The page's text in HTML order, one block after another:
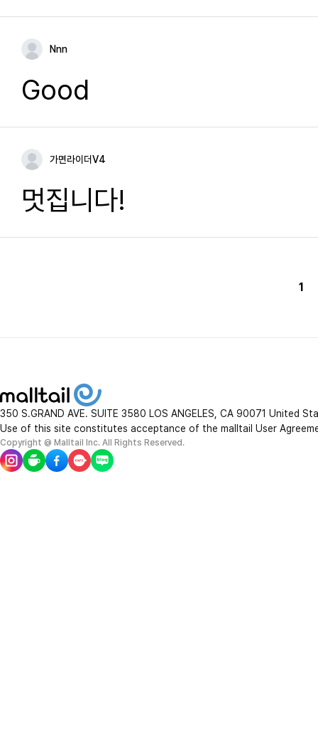
Nnn
Good
가면라이더V4
멋집니다!
1
350 S.GRAND AVE. SUITE 3580 LOS ANGELES, CA 90071 United
Use of this site constitutes acceptance of the malltail User
Copyright @ Malltail Inc. All Rights Reserved.